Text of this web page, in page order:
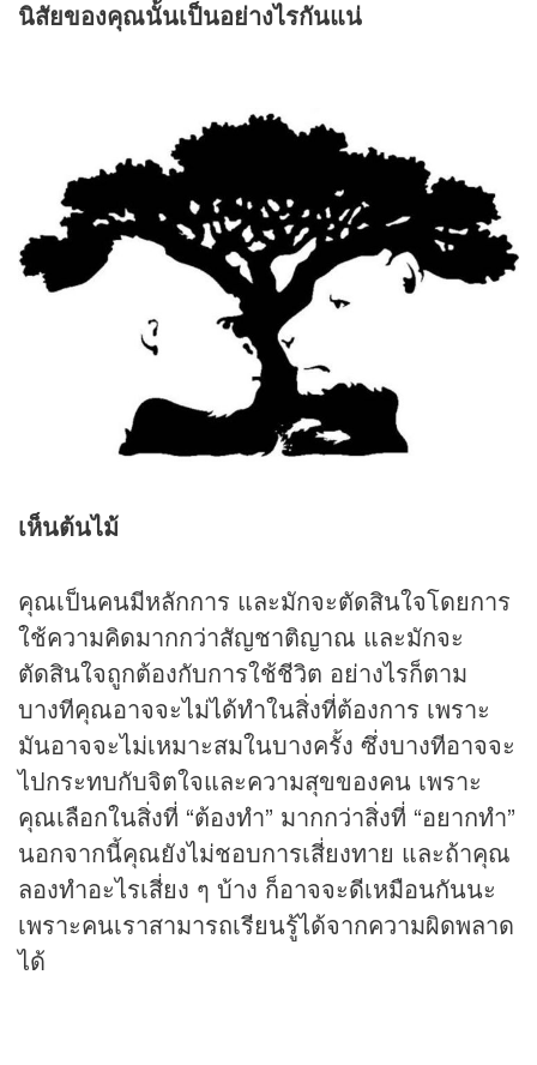
นิสัยของคุณนั้นเป็นอย่างไรกันแน่
เห็นต้นไม้
คุณเป็นคนมีหลักการ และมักจะตัดสินใจโดยการ
ใช้ความคิดมากกว่าสัญชาติญาณ และมักจะ
ตัดสินใจถูกต้องกับการใช้ชีวิต อย่างไรก็ตาม
บางทีคุณอาจจะไม่ได้ทำในสิ่งที่ต้องการ เพราะ
มันอาจจะไม่เหมาะสมในบางครั้ง ซึ่งบางทีอาจจะ
ไปกระทบกับจิตใจและความสุขของคน เพราะ
คุณเลือกในสิ่งที่ “ต้องทำ” มากกว่าสิ่งที่ “อยากทำ”
นอกจากนี้คุณยังไม่ชอบการเสี่ยงทาย และถ้าคุณ
ลองทำอะไรเสี่ยง ๆ บ้าง ก็อาจจะดีเหมือนกันนะ
เพราะคนเราสามารถเรียนรู้ได้จากความผิดพลาด
ได้